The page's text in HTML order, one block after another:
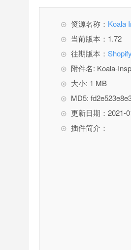
资源名称： Koala
当前版本：1.72
往期版本：
附件名: Koala-
大小: 1 MB
MD5:
更新日期：2021-
插件简介：